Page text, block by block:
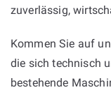
zuverlässig,
Kommen Sie auf
die sich technisch
bestehende